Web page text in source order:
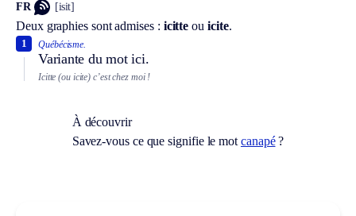
FR [isit]
Deux graphies sont admises : icitte ou icite.
Québécisme.
Variante du motici.
1
Icitte (ou icite) c’est chez moi !
À découvrir
Savez-vous ce que signifie le mot canapé?